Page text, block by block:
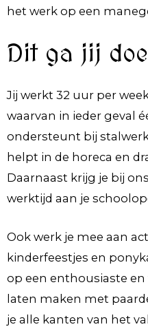
het werk op een
Dit ga jij
Jij werkt 32 uur per
waarvan in ieder geval
ondersteunt bij
helpt in de horeca en
Daarnaast krijg je bij
werktijd aan je
Ook werk je mee aan
kinderfeestjes en
op een enthousiaste
laten maken met
je alle kanten van het